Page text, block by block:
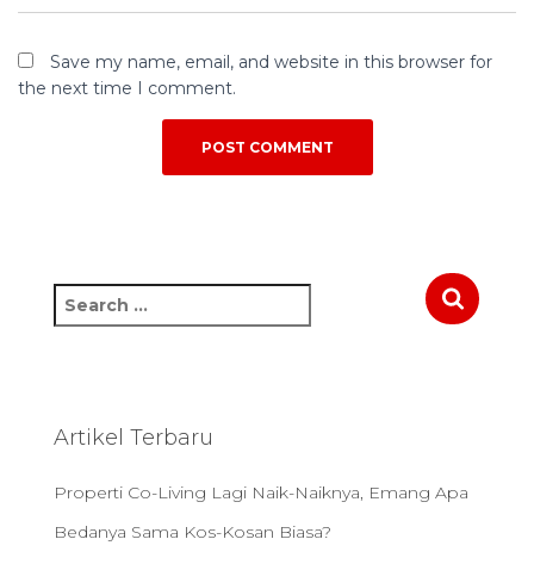
Save my name, email, and website in this browser for
the next time I comment.
e
h
r
:
Artikel Terbaru
Properti Co-Living Lagi Naik-Naiknya, Emang Apa
Bedanya Sama Kos-Kosan Biasa?